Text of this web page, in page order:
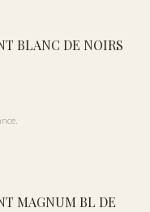
BLANC DE NOIRS
MAGNUM BL DE